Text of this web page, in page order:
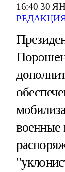
16:40 30
военные